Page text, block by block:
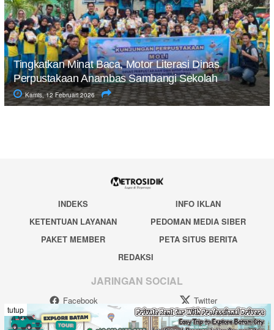
Tingkatkan Minat Baca, Motor Literasi Dinas
Perpustakaan Anambas Sambangi Sekolah
Kamis, 12 Februari 2026
INDEKS
INFO IKLAN
KETENTUAN LAYANAN
PEDOMAN MEDIA SIBER
PAKET MEMBER
PETA SITUS BERITA
REDAKSI
JARINGAN SOCIAL
Facebook
Twitter
Youtube
RSS
tutup